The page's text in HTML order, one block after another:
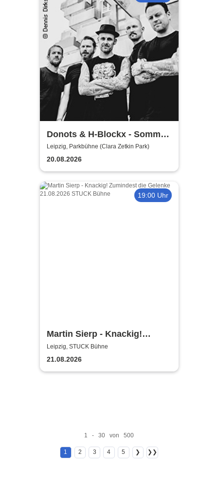
Donots & H-Blockx - Sommer
Shows 2026
Leipzig, Parkbühne (Clara Zetkin Park)
20.08.2026
19:00 Uhr
Martin Sierp - Knackig!
Zumindest die Gelenke
Leipzig, STUCK Bühne
21.08.2026
1 - 30 von 500
1 2 3 4 5 ❯ ❯❯